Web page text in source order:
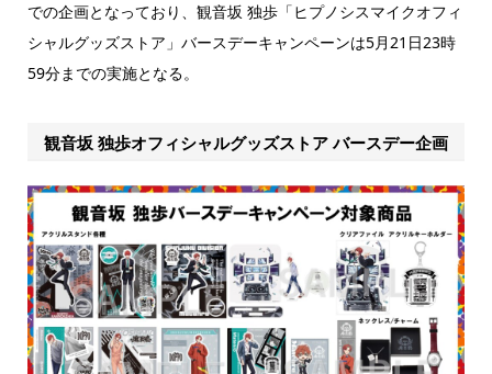
での企画となっており、観音坂 独歩「ヒプノシスマイクオフィ
シャルグッズストア」バースデーキャンペーンは5月21日23時
59分までの実施となる。
観音坂 独歩オフィシャルグッズストア バースデー企画